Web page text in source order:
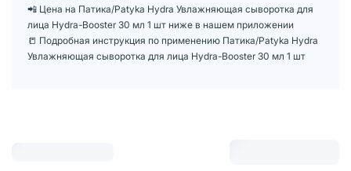
📲 Цена на Патика/Patyka Hydra Увлажняющая сыворотка для
лица Hydra-Booster 30 мл 1 шт ниже в нашем приложении
📒 Подробная инструкция по применению Патика/Patyka Hydra
Увлажняющая сыворотка для лица Hydra-Booster 30 мл 1 шт